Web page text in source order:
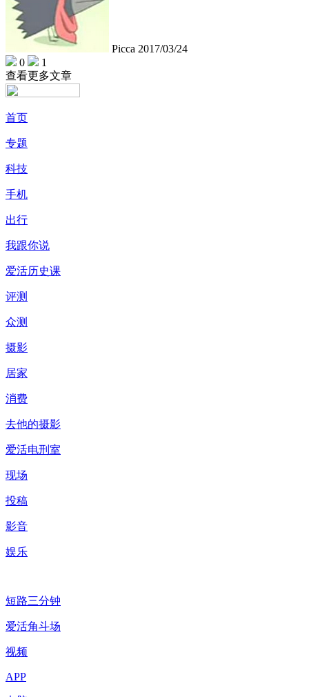
Picca 2017/03/24
0
1
查看更多文章
首页
专题
科技
手机
出行
我跟你说
爱活历史课
评测
众测
摄影
居家
消费
去他的摄影
爱活电刑室
现场
投稿
影音
娱乐
短路三分钟
爱活角斗场
视频
APP